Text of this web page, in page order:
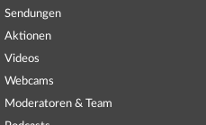
Sendungen
Aktionen
Videos
Webcams
Moderatoren & Team